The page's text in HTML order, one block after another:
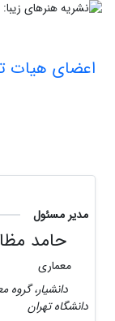
اعضای هیات
مدیر مسئول
حامد
معماری
دانشیار، گروه
دانشگاه تهران